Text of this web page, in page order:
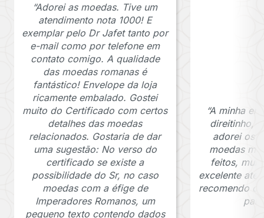
“Adorei as moedas. Tive um
atendimento nota 1000! E
exemplar pelo Dr Jafet tanto por
e-mail como por telefone em
contato comigo. A qualidade
das moedas romanas é
fantástico! Envelope da loja
ricamente embalado. Gostei
muito do Certificado com certos
detalhes das moedas
relacionados. Gostaria de dar
uma sugestão: No verso do
certificado se existe a
possibilidade do Sr, no caso
moedas com a éfige de
Imperadores Romanos, um
pequeno texto contendo dados
“A minha
direitinho,
adorei os
moedas
feitos,
excelente
recomendo o